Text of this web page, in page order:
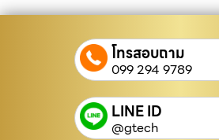
โทรสอบถาม
099 294 9789
LINE ID
@gtech